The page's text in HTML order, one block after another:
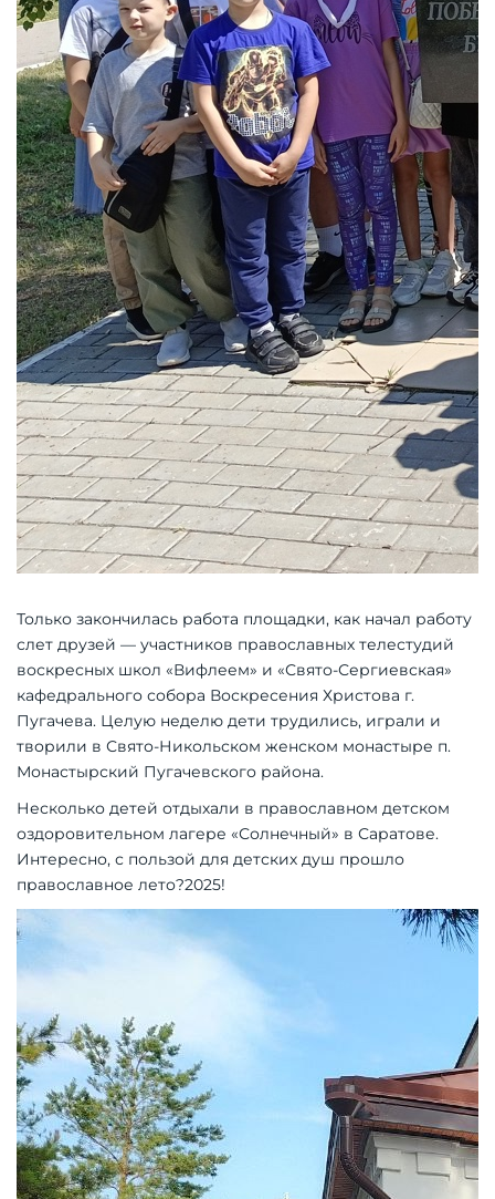
Только закончилась работа площадки, как начал работу
слет друзей — участников православных телестудий
воскресных школ «Вифлеем» и «Свято-Сергиевская»
кафедрального собора Воскресения Христова г.
Пугачева. Целую неделю дети трудились, играли и
творили в Свято-Никольском женском монастыре п.
Монастырский Пугачевского района.
Несколько детей отдыхали в православном детском
оздоровительном лагере «Солнечный» в Саратове.
Интересно, с пользой для детских душ прошло
православное лето?2025!